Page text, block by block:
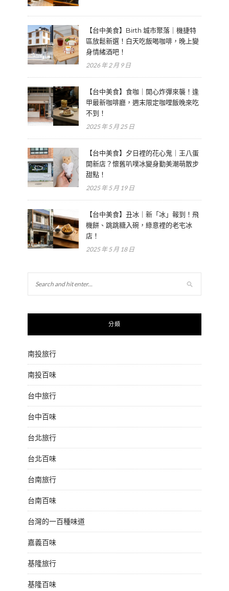
【台中美食】Birth 城市聚落｜機捷特
區放鬆新選！白天吃飯喝咖啡，晚上變
身情緒酒吧！
2026 年 2 月 9 日
【台中美食】食咖｜開心炸彈來襲！逢
甲最新咖啡廳，週末限定咖哩飯晚來吃
不到！
2025 年 5 月 25 日
【台中美食】夕日裡的花心鬼｜王八蛋
開新店？懷舊叭噗冰變身勤美潮萌散步
甜點！
2025 年 5 月 19 日
【台中美食】丑冰｜新「冰」報到！飛
機餅、跳跳糖入碗，綠意裡的老宅冰
店！
2025 年 5 月 18 日
分類
南投旅行
南投百味
台中旅行
台中百味
台北旅行
台北百味
台南旅行
台南百味
台灣的一百種味道
嘉義百味
基隆旅行
基隆百味